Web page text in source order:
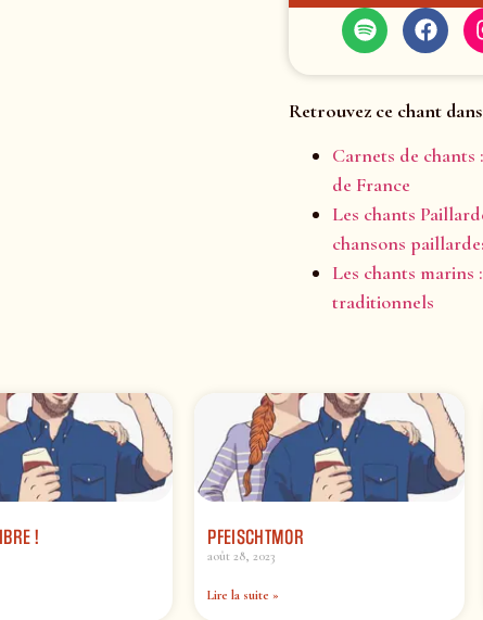
Retrouvez ce chant
Carnets de
de France
Les chants
chansons
Les chants marins
traditionnels
! PFEISCHTMOR
août 28, 2023
Lire la suite »